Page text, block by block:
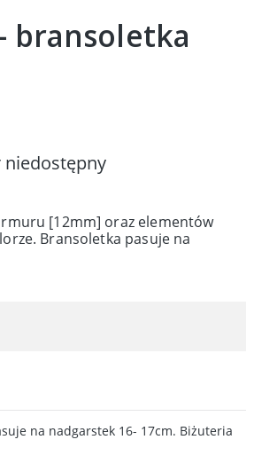
bransoletka
[12mm] oraz elementów
Bransoletka pasuje na
na nadgarstek 16- 17cm. Biżuteria